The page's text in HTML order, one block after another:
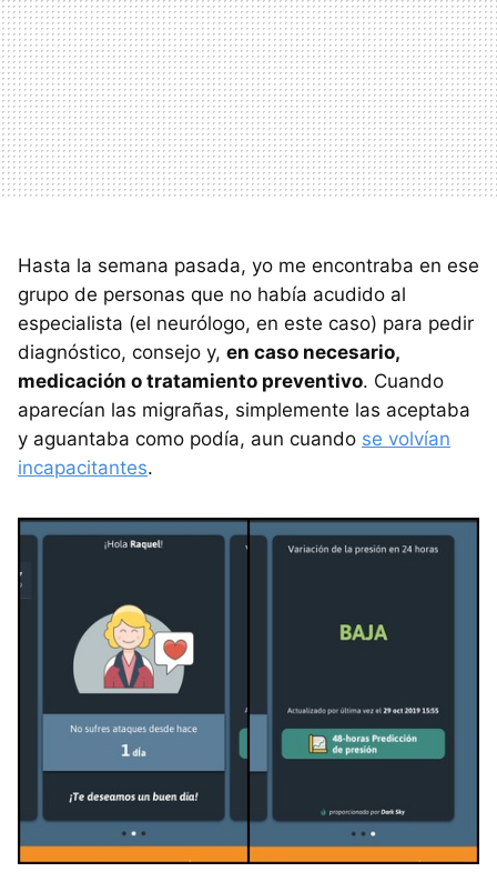
Hasta la semana pasada, yo me encontraba en ese
grupo de personas que no había acudido al
especialista (el neurólogo, en este caso) para pedir
diagnóstico, consejo y, en caso necesario,
medicación o tratamiento preventivo. Cuando
aparecían las migrañas, simplemente las aceptaba
y aguantaba como podía, aun cuando se volvían
incapacitantes.